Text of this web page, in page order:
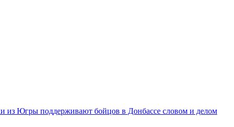
из Югры поддерживают бойцов в Донбассе словом и делом